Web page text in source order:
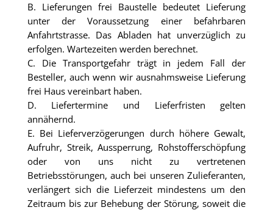
B. Lieferungen frei Baustelle bedeutet Lieferung
unter der Voraussetzung einer befahrbaren
Anfahrtstrasse. Das Abladen hat unverzüglich zu
erfolgen. Wartezeiten werden berechnet.
C. Die Transportgefahr trägt in jedem Fall der
Besteller, auch wenn wir ausnahmsweise Lieferung
frei Haus vereinbart haben.
D. Liefertermine und Lieferfristen gelten
annähernd.
E. Bei Lieferverzögerungen durch höhere Gewalt,
Aufruhr, Streik, Aussperrung, Rohstofferschöpfung
oder von uns nicht zu vertretenen
Betriebsstörungen, auch bei unseren Zulieferanten,
verlängert sich die Lieferzeit mindestens um den
Zeitraum bis zur Behebung der Störung, soweit die